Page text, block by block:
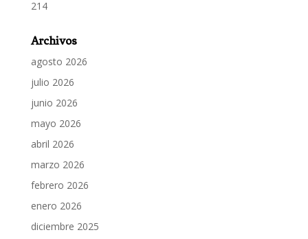
214
Archivos
agosto 2026
julio 2026
junio 2026
mayo 2026
abril 2026
marzo 2026
febrero 2026
enero 2026
diciembre 2025